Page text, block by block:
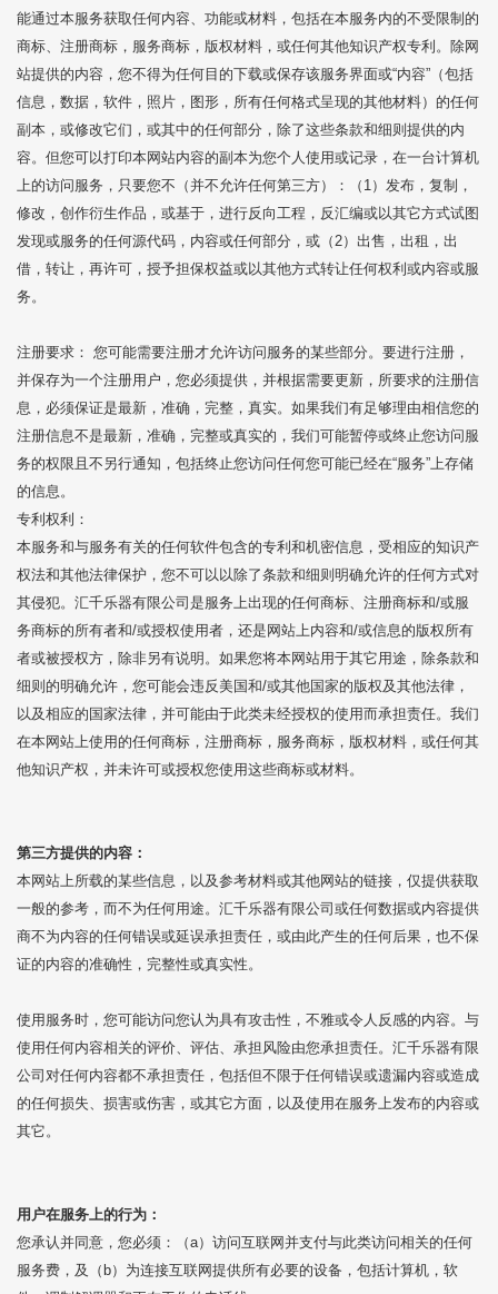
能通过本服务获取任何内容、功能或材料，包括在本服务内的不受限制的
商标、注册商标，服务商标，版权材料，或任何其他知识产权专利。除网
站提供的内容，您不得为任何目的下载或保存该服务界面或“内容”（包括
信息，数据，软件，照片，图形，所有任何格式呈现的其他材料）的任何
副本，或修改它们，或其中的任何部分，除了这些条款和细则提供的内
容。但您可以打印本网站内容的副本为您个人使用或记录，在一台计算机
上的访问服务，只要您不（并不允许任何第三方）：（1）发布，复制，
修改，创作衍生作品，或基于，进行反向工程，反汇编或以其它方式试图
发现或服务的任何源代码，内容或任何部分，或（2）出售，出租，出
借，转让，再许可，授予担保权益或以其他方式转让任何权利或内容或服
务。
注册要求： 您可能需要注册才允许访问服务的某些部分。要进行注册，
并保存为一个注册用户，您必须提供，并根据需要更新，所要求的注册信
息，必须保证是最新，准确，完整，真实。如果我们有足够理由相信您的
注册信息不是最新，准确，完整或真实的，我们可能暂停或终止您访问服
务的权限且不另行通知，包括终止您访问任何您可能已经在“服务”上存储
的信息。
专利权利：
本服务和与服务有关的任何软件包含的专利和机密信息，受相应的知识产
权法和其他法律保护，您不可以以除了条款和细则明确允许的任何方式对
其侵犯。汇千乐器有限公司是服务上出现的任何商标、注册商标和/或服
务商标的所有者和/或授权使用者，还是网站上内容和/或信息的版权所有
者或被授权方，除非另有说明。如果您将本网站用于其它用途，除条款和
细则的明确允许，您可能会违反美国和/或其他国家的版权及其他法律，
以及相应的国家法律，并可能由于此类未经授权的使用而承担责任。我们
在本网站上使用的任何商标，注册商标，服务商标，版权材料，或任何其
他知识产权，并未许可或授权您使用这些商标或材料。
第三方提供的内容：
本网站上所载的某些信息，以及参考材料或其他网站的链接，仅提供获取
一般的参考，而不为任何用途。汇千乐器有限公司或任何数据或内容提供
商不为内容的任何错误或延误承担责任，或由此产生的任何后果，也不保
证的内容的准确性，完整性或真实性。
使用服务时，您可能访问您认为具有攻击性，不雅或令人反感的内容。与
使用任何内容相关的评价、评估、承担风险由您承担责任。汇千乐器有限
公司对任何内容都不承担责任，包括但不限于任何错误或遗漏内容或造成
的任何损失、损害或伤害，或其它方面，以及使用在服务上发布的内容或
其它。
用户在服务上的行为：
您承认并同意，您必须：（a）访问互联网并支付与此类访问相关的任何
服务费，及（b）为连接互联网提供所有必要的设备，包括计算机，软